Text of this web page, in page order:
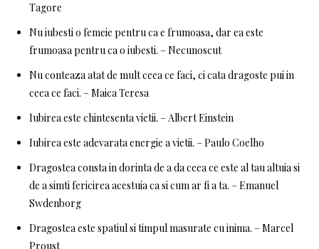
Tagore
Nu iubesti o femeie pentru ca e frumoasa, dar ea este
frumoasa pentru ca o iubesti. – Necunoscut
Nu conteaza atat de mult ceea ce faci, ci cata dragoste pui in
ceea ce faci. – Maica Teresa
Iubirea este chintesenta vietii. – Albert Einstein
Iubirea este adevarata energie a vietii. – Paulo Coelho
Dragostea consta in dorinta de a da ceea ce este al tau altuia si
de a simti fericirea acestuia ca si cum ar fi a ta. – Emanuel
Swdenborg
Dragostea este spatiul si timpul masurate cu inima. – Marcel
Proust